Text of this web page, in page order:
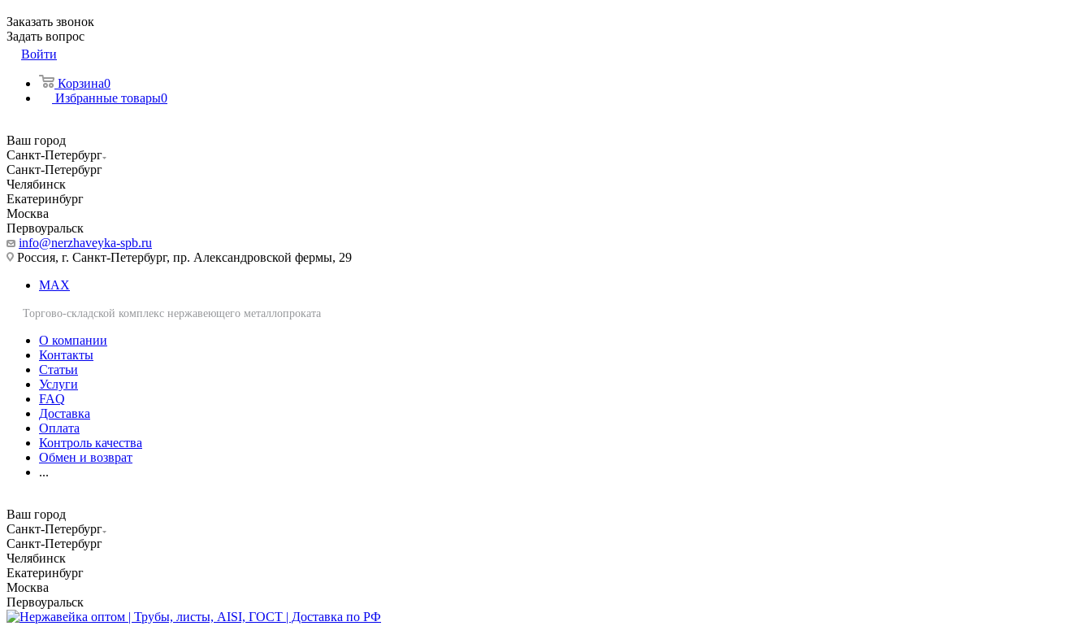
Заказать звонок
Задать вопрос
Войти
Корзина0
Избранные товары0
Ваш город
Санкт-Петербург
Санкт-Петербург
Челябинск
Екатеринбург
Москва
Первоуральск
info@nerzhaveyka-spb.ru
Россия, г. Санкт-Петербург, пр. Александровской фермы, 29
MAX
Торгово-складской комплекс нержавеющего металлопроката
О компании
Контакты
Статьи
Услуги
FAQ
Доставка
Оплата
Контроль качества
Обмен и возврат
...
Ваш город
Санкт-Петербург
Санкт-Петербург
Челябинск
Екатеринбург
Москва
Первоуральск